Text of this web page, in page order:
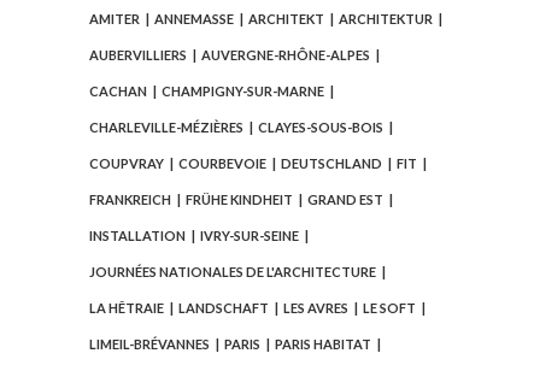
AMITER ANNEMASSE ARCHITEKT ARCHITEKTUR
AUBERVILLIERS AUVERGNE-RHÔNE-ALPES
CACHAN CHAMPIGNY-SUR-MARNE
CHARLEVILLE-MÉZIÈRES CLAYES-SOUS-BOIS
COUPVRAY COURBEVOIE DEUTSCHLAND FIT
FRANKREICH FRÜHE KINDHEIT GRAND EST
INSTALLATION IVRY-SUR-SEINE
JOURNÉES NATIONALES DE L'ARCHITECTURE
LA HÊTRAIE LANDSCHAFT LES AVRES LE SOFT
LIMEIL-BRÉVANNES PARIS PARIS HABITAT